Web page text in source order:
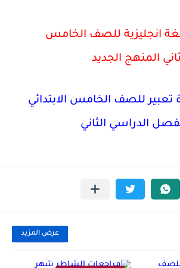
انجليزية للصف الخامس
المنهج الجديد
تعبير للصف الخامس الابتدائي
الدراسي الثاني
عرض المزيد